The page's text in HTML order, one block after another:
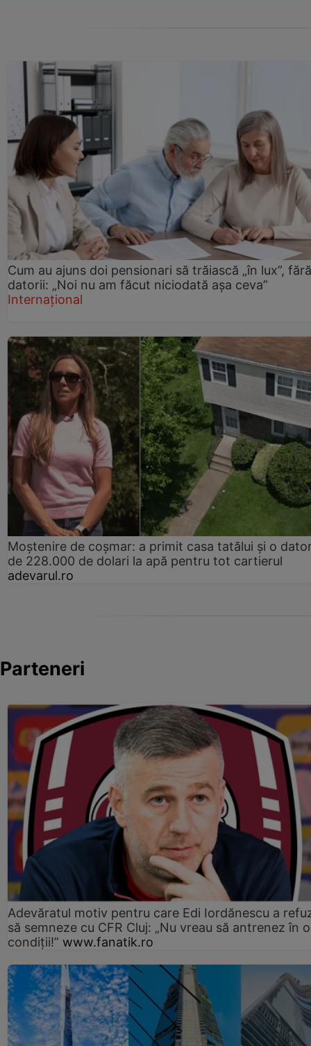
Cum au ajuns doi pensionari să trăiască „în lux”, fără
datorii: „Noi nu am făcut niciodată așa ceva”
Internațional
Moștenire de coșmar: a primit casa tatălui și o
de 228.000 de dolari la apă pentru tot cartierul
adevarul.ro
Parteneri
Adevăratul motiv pentru care Edi Iordănescu a
să semneze cu CFR Cluj: „Nu vreau să antrenez în
condiții!” www.fanatik.ro